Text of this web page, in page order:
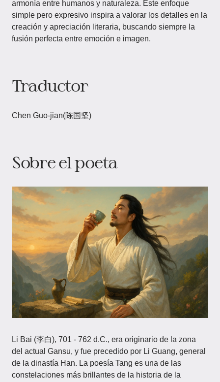
armonía entre humanos y naturaleza. Este enfoque
simple pero expresivo inspira a valorar los detalles en la
creación y apreciación literaria, buscando siempre la
fusión perfecta entre emoción e imagen.
Traductor
Chen Guo-jian(陈国坚)
Sobre el poeta
Li Bai (李白), 701 - 762 d.C., era originario de la zona
del actual Gansu, y fue precedido por Li Guang, general
de la dinastía Han. La poesía Tang es una de las
constelaciones más brillantes de la historia de la